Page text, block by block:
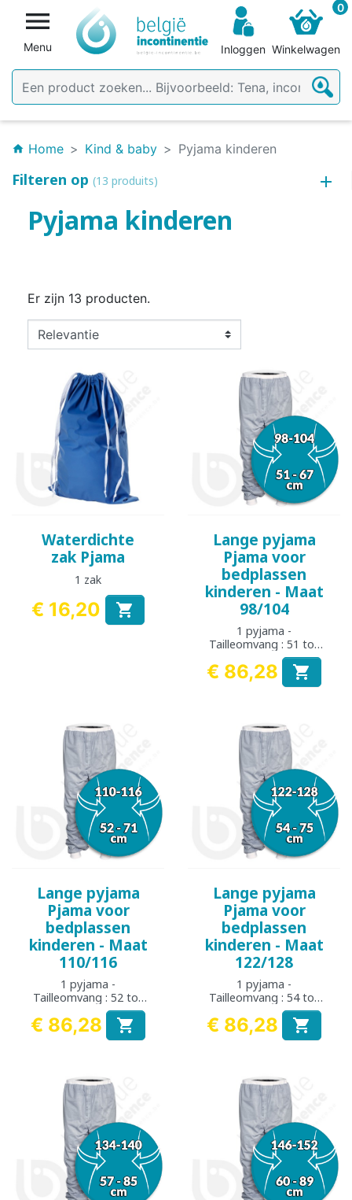

Menu Inloggen
0
Winkelwagen
home Home Kind & baby Pyjama kinderen
Filteren op (13 produits)
Pyjama kinderen
Er zijn 13 producten.
Waterdichte
zak Pjama
1 zak
Prijs
€ 16,20 
Lange pyjama
Pjama voor
bedplassen
kinderen - Maat
98/104
1 pyjama -
Tailleomvang : 51 tot
Prijs
€ 86,28 
Lange pyjama
Pjama voor
bedplassen
kinderen - Maat
110/116
1 pyjama -
Tailleomvang : 52 tot
Prijs
€ 86,28 
Lange pyjama
Pjama voor
bedplassen
kinderen - Maat
122/128
1 pyjama -
Tailleomvang : 54 tot
Prijs
€ 86,28 